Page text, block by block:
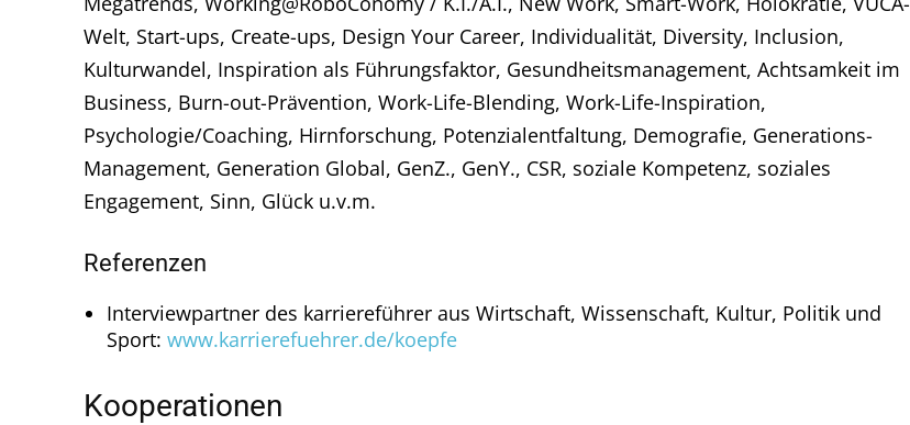
Welt, Start-ups, Create-ups, Design Your Career, Individualität, Diversity, Inclusion,
Kulturwandel, Inspiration als Führungsfaktor, Gesundheitsmanagement, Achtsamkeit im
Business, Burn-out-Prävention, Work-Life-Blending, Work-Life-Inspiration,
Psychologie/Coaching, Hirnforschung, Potenzialentfaltung, Demografie, Generations-
Management, Generation Global, GenZ., GenY., CSR, soziale Kompetenz, soziales
Engagement, Sinn, Glück u.v.m.
Referenzen
Interviewpartner des karriereführer aus Wirtschaft, Wissenschaft, Kultur, Politik und
Sport: www.karrierefuehrer.de/koepfe
Kooperationen